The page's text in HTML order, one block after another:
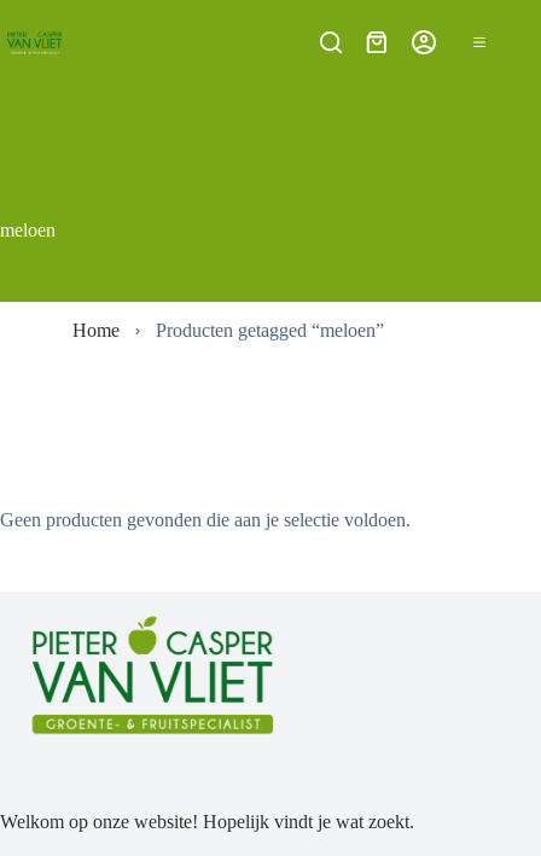
naar
de
Winkelwagen
meloen
Home Producten getagged “meloen”
Geen producten gevonden die aan je selectie voldoen.
Welkom op onze website! Hopelijk vindt je wat zoekt.